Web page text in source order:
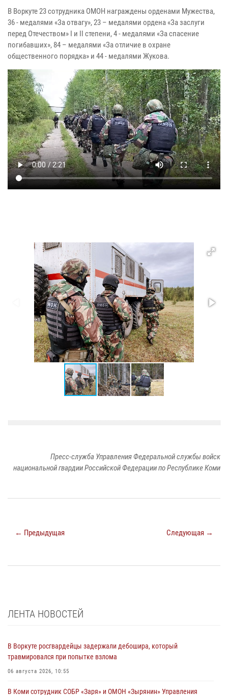
В Воркуте 23 сотрудника ОМОН награждены орденами Мужества,
36 - медалями «За отвагу», 23 – медалями ордена «За заслуги
перед Отечеством» I и II степени, 4 - медалями «За спасение
погибавших», 84 – медалями «За отличие в охране
общественного порядка» и 44 - медалями Жукова.
Пресс-служба Управления Федеральной службы войск
национальной гвардии Российской Федерации по Республике Коми
← Предыдущая Следующая →
ЛЕНТА НОВОСТЕЙ
В Воркуте росгвардейцы задержали дебошира, который
травмировался при попытке взлома
06 августа 2026, 10:55
В Коми сотрудник СОБР «Заря» и ОМОН «Зырянин» Управления